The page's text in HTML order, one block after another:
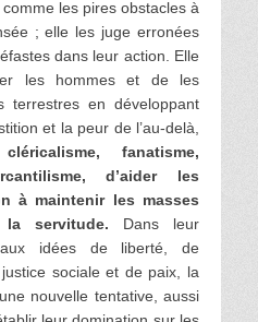
les pires obstacles à
; elle les juge erronées
dans leur action. Elle
les hommes et de les
terrestres en développant
et la peur de l’au-delà,
fanatisme,
d’aider les
à maintenir les masses
servitude. Dans leur
aux idées de liberté, de
sociale et de paix, la
nouvelle tentative, aussi